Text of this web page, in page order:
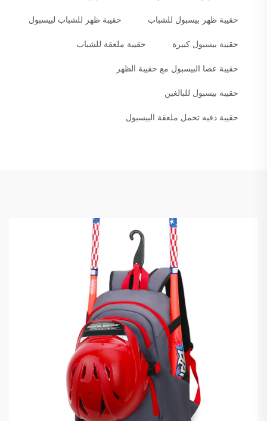
حقيبة ظهر بيسبول للشباب حقيبة ظهر للشباب لبيسبول
حقيبة بيسبول كبيرة حقيبة ملعقة للشباب
حقيبة عصا البيسبول مع حقيبة الظهر
حقيبة بيسبول للبالغين
حقيبة دفيه تحمل ملعقة البيسبول